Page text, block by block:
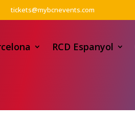
tickets@mybcnevents.com
RCD Espanyol